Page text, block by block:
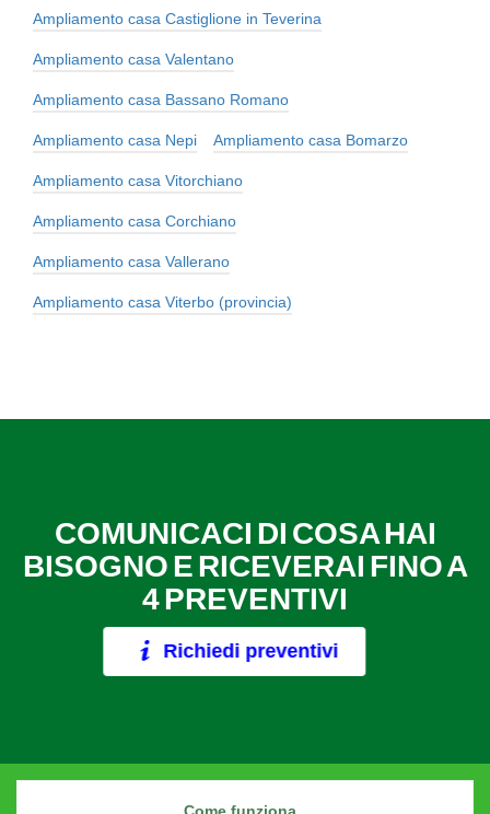
Ampliamento casa Castiglione in Teverina
Ampliamento casa Valentano
Ampliamento casa Bassano Romano
Ampliamento casa Nepi Ampliamento casa Bomarzo
Ampliamento casa Vitorchiano
Ampliamento casa Corchiano
Ampliamento casa Vallerano
Ampliamento casa Viterbo (provincia)
COMUNICACI DI COSA HAI
BISOGNO E RICEVERAI FINO A
4 PREVENTIVI
Richiedi preventivi